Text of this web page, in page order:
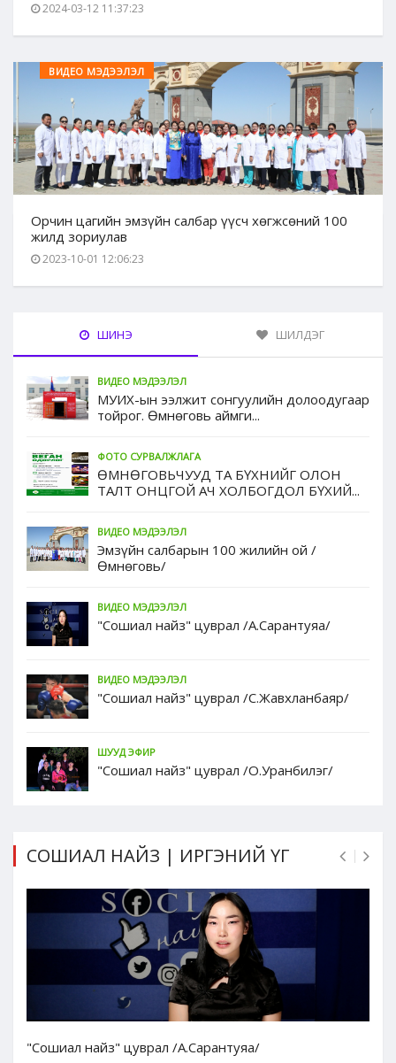
2024-03-12 11:37:23
ВИДЕО МЭДЭЭЛЭЛ
Орчин цагийн эмзүйн салбар үүсч хөгжсөний 100
жилд зориулав
2023-10-01 12:06:23
ШИНЭ ШИЛДЭГ
ВИДЕО МЭДЭЭЛЭЛ
МУИХ-ын ээлжит сонгуулийн долоодугаар
тойрог. Өмнөговь аймги...
ФОТО СУРВАЛЖЛАГА
ӨМНӨГОВЬЧУУД ТА БҮХНИЙГ ОЛОН
ТАЛТ ОНЦГОЙ АЧ ХОЛБОГДОЛ БҮХИЙ...
ВИДЕО МЭДЭЭЛЭЛ
Эмзүйн салбарын 100 жилийн ой /
Өмнөговь/
ВИДЕО МЭДЭЭЛЭЛ
"Сошиал найз" цуврал /А.Сарантуяа/
ВИДЕО МЭДЭЭЛЭЛ
"Сошиал найз" цуврал /С.Жавхланбаяр/
ШУУД ЭФИР
"Сошиал найз" цуврал /О.Уранбилэг/
СОШИАЛ НАЙЗ | ИРГЭНИЙ ҮГ
"Сошиал найз" цуврал /А.Сарантуяа/